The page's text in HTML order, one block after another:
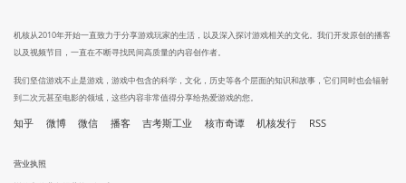
机核从2010年开始一直致力于分享游戏玩家的生活，以及深入探讨游戏相关的文化。我们开发原创的播客
以及视频节目，一直在不断寻找民间高质量的内容创作者。
我们坚信游戏不止是游戏，游戏中包含的科学，文化，历史等各个层面的知识和故事，它们同时也会辐射
到二次元甚至电影的领域，这些内容非常值得分享给热爱游戏的您。
知乎 微博 微信 播客 吉考斯工业 核市奇谭 机核发行 RSS
营业执照